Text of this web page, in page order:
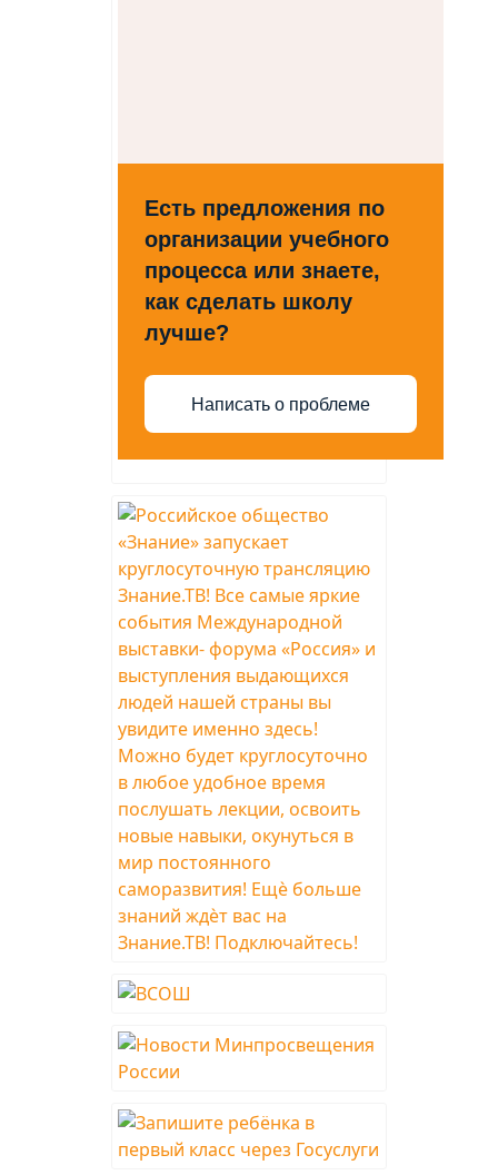
Есть предложения по
организации учебного
процесса или знаете,
как сделать школу
лучше?
Написать о проблеме